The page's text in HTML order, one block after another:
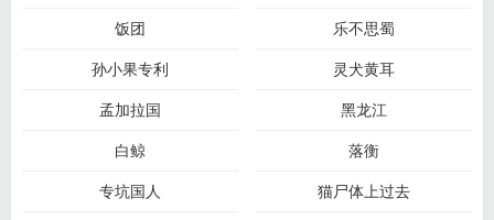
饭团
乐不思蜀
孙小果专利
灵犬黄耳
孟加拉国
黑龙江
白鲸
落衡
专坑国人
猫尸体上过去